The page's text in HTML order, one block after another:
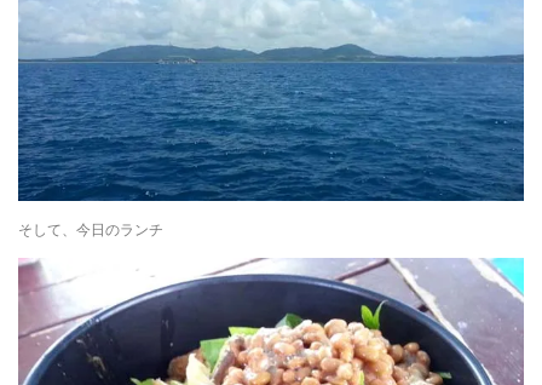
そして、今日のランチ